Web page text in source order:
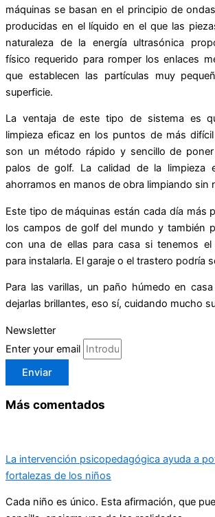
máquinas se basan en el principio de
producidas en el líquido en el que las
naturaleza de la energía ultrasónica
físico requerido para romper los enlaces
que establecen las partículas muy
superficie.
La ventaja de este tipo de sistema es
limpieza eficaz en los puntos de más
son un método rápido y sencillo de
palos de golf. La calidad de la limpieza
ahorramos en manos de obra limpiando sin
Este tipo de máquinas están cada día más
los campos de golf del mundo y también
con una de ellas para casa si tenemos el
para instalarla. El garaje o el trastero podría
Para las varillas, un paño húmedo en
dejarlas brillantes, eso sí, cuidando mucho
Newsletter
Enter your email
Enviar
Más comentados
La intervención psicopedagógica ayuda a
fortalezas de los niños
Cada niño es único. Esta afirmación, que